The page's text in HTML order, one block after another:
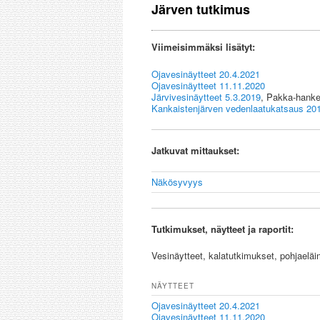
Järven tutkimus
Viimeisimmäksi lisätyt:
Ojavesinäytteet 20.4.2021
Ojavesinäytteet 11.11.2020
Järvivesinäytteet 5.3.2019, Pakka-hanke
Kankaistenjärven vedenlaatukatsaus
Jatkuvat mittaukset:
Näkösyvyys
Tutkimukset, näytteet ja raportit:
Vesinäytteet, kalatutkimukset,
NÄYTTEET
Ojavesinäytteet 20.4.2021
Ojavesinäytteet 11.11.2020